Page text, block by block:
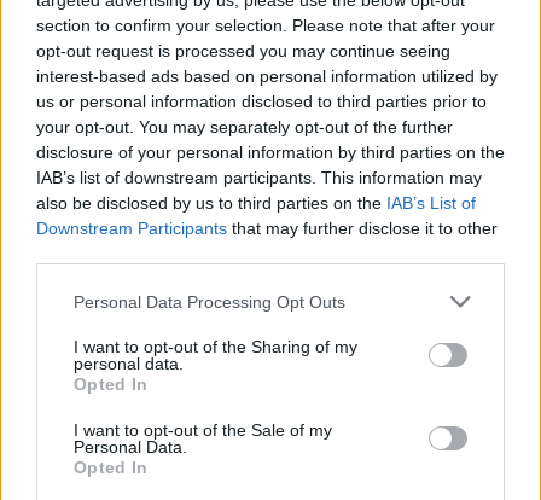
section to confirm your selection. Please note that after your
opt-out request is processed you may continue seeing
interest-based ads based on personal information utilized by
us or personal information disclosed to third parties prior to
your opt-out. You may separately opt-out of the further
disclosure of your personal information by third parties on the
IAB’s list of downstream participants. This information may
also be disclosed by us to third parties on the IAB’s List of
Downstream Participants that may further disclose it to other
Personal Data Processing Opt Outs
I want to opt-out of the Sharing of my
personal data.
Opted In
I want to opt-out of the Sale of my
Personal Data.
Opted In
őszi szünet az egyetemeken
őszi szünet
tanítási szünetek